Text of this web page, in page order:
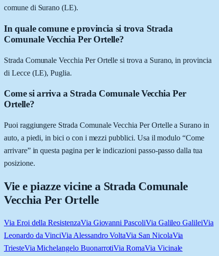
comune di Surano (LE).
In quale comune e provincia si trova Strada
Comunale Vecchia Per Ortelle?
Strada Comunale Vecchia Per Ortelle si trova a Surano, in provincia
di Lecce (LE), Puglia.
Come si arriva a Strada Comunale Vecchia Per
Ortelle?
Puoi raggiungere Strada Comunale Vecchia Per Ortelle a Surano in
auto, a piedi, in bici o con i mezzi pubblici. Usa il modulo “Come
arrivare” in questa pagina per le indicazioni passo-passo dalla tua
posizione.
Vie e piazze vicine a Strada Comunale
Vecchia Per Ortelle
Via Eroi della ResistenzaVia Giovanni PascoliVia Galileo GalileiVia
Leonardo da VinciVia Alessandro VoltaVia San NicolaVia
TriesteVia Michelangelo BuonarrotiVia RomaVia Vicinale